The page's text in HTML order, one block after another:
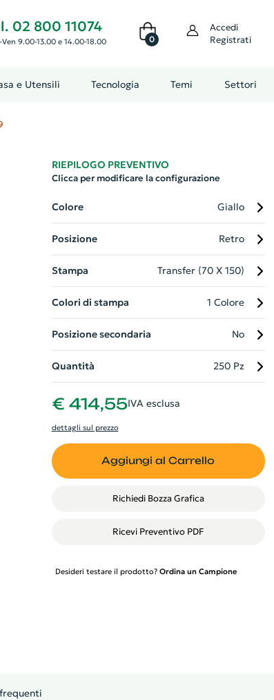
02 800 11074
Ven 9.00-13.00 e 14.00-18.00 0
Accedi
Registrati
e Utensili Tecnologia Temi Settori
RIEPILOGO PREVENTIVO
Clicca per modificare la configurazione
Colore Giallo
Posizione Retro
Stampa Transfer (70 X 150)
Colori di stampa 1 Colore
Posizione secondaria No
Quantità 250 Pz
€ 414,55IVA esclusa
dettagli sul prezzo
Aggiungi al Carrello
Richiedi Bozza Grafica
Ricevi Preventivo PDF
Desideri testare il prodotto? Ordina un Campione